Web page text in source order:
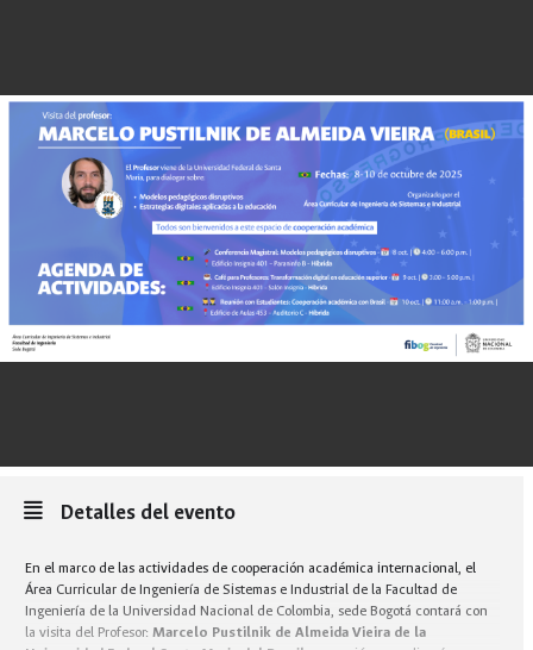
Detalles del evento
En el marco de las actividades de cooperación académica internacional, el
Área Curricular de Ingeniería de Sistemas e Industrial de la Facultad de
Ingeniería de la Universidad Nacional de Colombia, sede Bogotá contará con
la visita del Profesor: Marcelo Pustilnik de Almeida Vieira de la